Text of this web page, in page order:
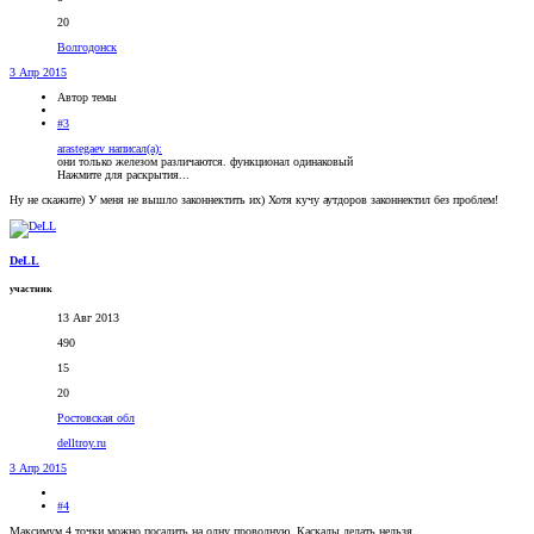
20
Волгодонск
3 Апр 2015
Автор темы
#3
arastegaev написал(а):
они только железом различаются. функционал одинаковый
Нажмите для раскрытия...
Ну не скажите) У меня не вышло законнектить их) Хотя кучу аутдоров законнектил без проблем!
DeLL
участник
13 Авг 2013
490
15
20
Ростовская обл
delltroy.ru
3 Апр 2015
#4
Максимум 4 точки можно посадить на одну проводную. Каскады делать нельзя.